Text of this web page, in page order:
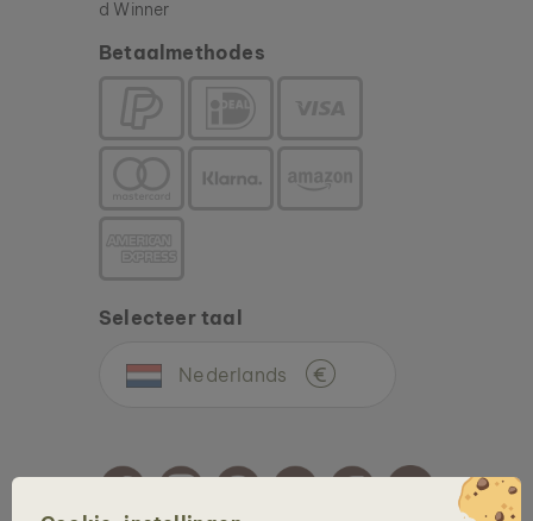
Betaalmethodes
Selecteer taal
Nederlands €